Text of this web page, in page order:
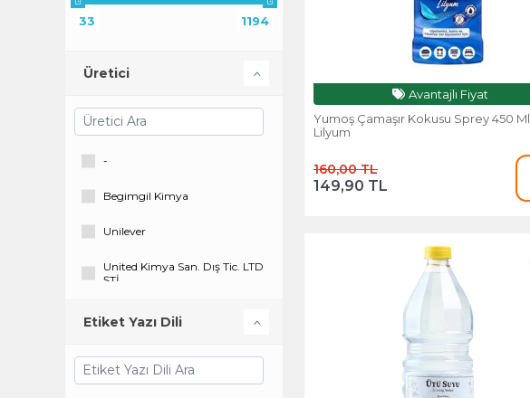
Avantajlı Fiyat
Yumoş Çamaşır Kokusu Sprey 450 Ml
Lilyum
160,00 TL
149,90 TL
33 1194
Üretici
-
Begimgil Kimya
Unilever
United Kimya San. Dış Tic. LTD
ŞTİ
Velana
Etiket Yazı Dili